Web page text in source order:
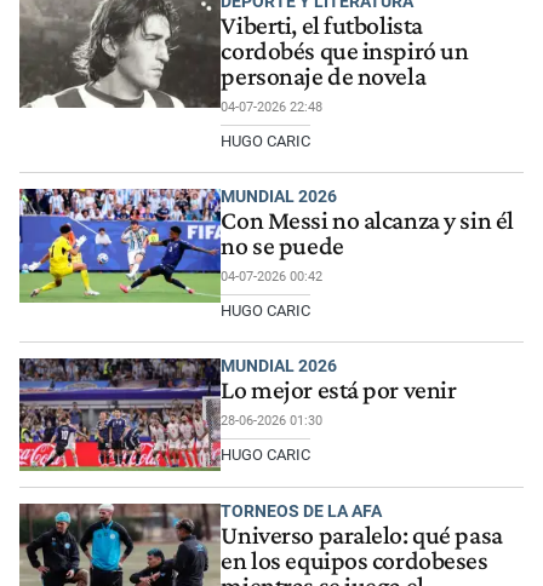
Viberti, el futbolista
cordobés que inspiró un
personaje de novela
04-07-2026 22:48
HUGO CARIC
MUNDIAL 2026
Con Messi no alcanza y sin él
no se puede
04-07-2026 00:42
HUGO CARIC
MUNDIAL 2026
Lo mejor está por venir
28-06-2026 01:30
HUGO CARIC
TORNEOS DE LA AFA
Universo paralelo: qué pasa
en los equipos cordobeses